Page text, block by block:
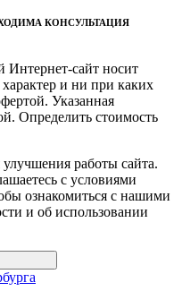
КОНСУЛЬТАЦИЯ
сайт носит
и ни при каких
Указанная
Определить стоимость
работы сайта.
с условиями
ознакомиться с нашими
и об использовании